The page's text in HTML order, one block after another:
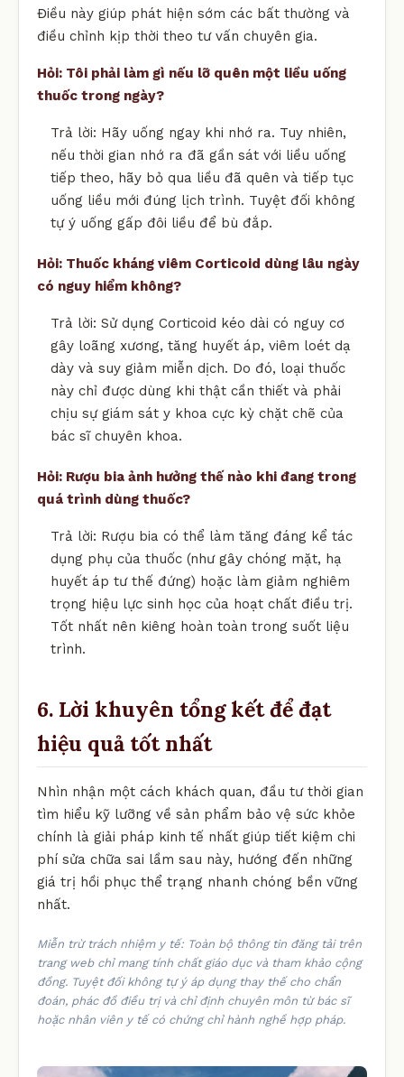
Điều này giúp phát hiện sớm các bất thường và
điều chỉnh kịp thời theo tư vấn chuyên gia.
Hỏi: Tôi phải làm gì nếu lỡ quên một liều uống
thuốc trong ngày?
Trả lời: Hãy uống ngay khi nhớ ra. Tuy nhiên,
nếu thời gian nhớ ra đã gần sát với liều uống
tiếp theo, hãy bỏ qua liều đã quên và tiếp tục
uống liều mới đúng lịch trình. Tuyệt đối không
tự ý uống gấp đôi liều để bù đắp.
Hỏi: Thuốc kháng viêm Corticoid dùng lâu ngày
có nguy hiểm không?
Trả lời: Sử dụng Corticoid kéo dài có nguy cơ
gây loãng xương, tăng huyết áp, viêm loét dạ
dày và suy giảm miễn dịch. Do đó, loại thuốc
này chỉ được dùng khi thật cần thiết và phải
chịu sự giám sát y khoa cực kỳ chặt chẽ của
bác sĩ chuyên khoa.
Hỏi: Rượu bia ảnh hưởng thế nào khi đang trong
quá trình dùng thuốc?
Trả lời: Rượu bia có thể làm tăng đáng kể tác
dụng phụ của thuốc (như gây chóng mặt, hạ
huyết áp tư thế đứng) hoặc làm giảm nghiêm
trọng hiệu lực sinh học của hoạt chất điều trị.
Tốt nhất nên kiêng hoàn toàn trong suốt liệu
trình.
6. Lời khuyên tổng kết để đạt
hiệu quả tốt nhất
Nhìn nhận một cách khách quan, đầu tư thời gian
tìm hiểu kỹ lưỡng về sản phẩm bảo vệ sức khỏe
chính là giải pháp kinh tế nhất giúp tiết kiệm chi
phí sửa chữa sai lầm sau này, hướng đến những
giá trị hồi phục thể trạng nhanh chóng bền vững
nhất.
Miễn trừ trách nhiệm y tế: Toàn bộ thông tin đăng tải trên
trang web chỉ mang tính chất giáo dục và tham khảo cộng
đồng. Tuyệt đối không tự ý áp dụng thay thế cho chẩn
đoán, phác đồ điều trị và chỉ định chuyên môn từ bác sĩ
hoặc nhân viên y tế có chứng chỉ hành nghề hợp pháp.